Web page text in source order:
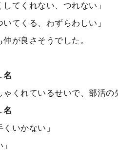
してくれない、つれない」
いてくる、わずらわしい」
が良さそうでした。
名
ゃくれているせいで、部活の
名
くいかない」